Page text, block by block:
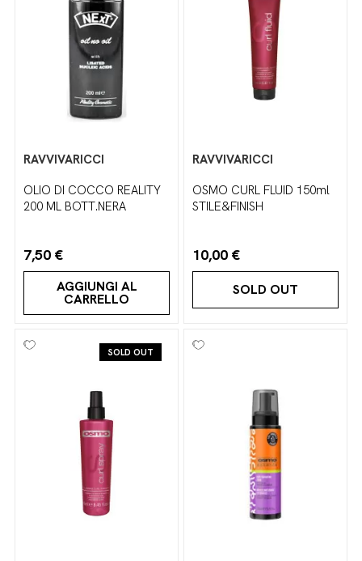
RAVVIVARICCI
OLIO DI COCCO REALITY
200 ML BOTT.NERA
7,50 €
AGGIUNGI AL
CARRELLO
RAVVIVARICCI
OSMO CURL FLUID 150ml
STILE&FINISH
10,00 €
SOLD OUT
SOLD OUT